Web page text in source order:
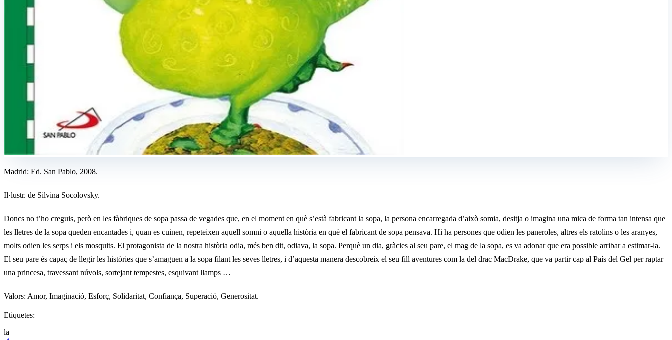
Madrid: Ed. San Pablo, 2008.
Il·lustr. de Silvina Socolovsky.
Doncs no t’ho creguis, però en les fàbriques de sopa passa de vegades que, en el moment en què s’està fabricant la sopa, la persona encarregada d’això somia, desitja o imagina una mica de forma tan intensa que
les lletres de la sopa queden encantades i, quan es cuinen, repeteixen aquell somni o aquella història en què el fabricant de sopa pensava. Hi ha persones que odien les paneroles, altres els ratolins o les aranyes,
molts odien les serps i els mosquits. El protagonista de la nostra història odia, més ben dit, odiava, la sopa. Perquè un dia, gràcies al seu pare, el mag de la sopa, es va adonar que era possible arribar a estimar-la.
El seu pare és capaç de llegir les històries que s’amaguen a la sopa filant les seves lletres, i d’aquesta manera descobreix el seu fill aventures com la del drac MacDrake, que va partir cap al País del Gel per raptar
una princesa, travessant núvols, sortejant tempestes, esquivant llamps …
Valors: Amor, Imaginació, Esforç, Solidaritat, Confiança, Superació, Generositat.
Etiquetes:
la